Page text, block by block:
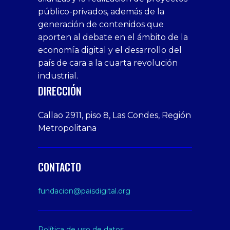
bonus
veren
siteler
1xbet
deneme
bonusu
veren
giriş
1xbet
giriş
tarafbet
giriş
Deneme
bonusu
veren
siteler
on
webcam
Cumshots
Tits
Free
Amateur
Porn
Xxx
Indian
Big
Butt
sex
From
Step
veren
siteler
público-privados, además de la
generación de contenidos que
aporten al debate en el ámbito de la
economía digital y el desarrollo del
país de cara a la cuarta revolución
industrial.
DIRECCIÓN
Callao 2911, piso 8, Las Condes, Región
Metropolitana
CONTACTO
fundacion@paisdigital.org